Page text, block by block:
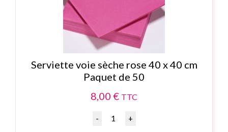
Serviette voie sèche rose 40 x 40 cm
Paquet de 50
8,00 € TTC
Quantité